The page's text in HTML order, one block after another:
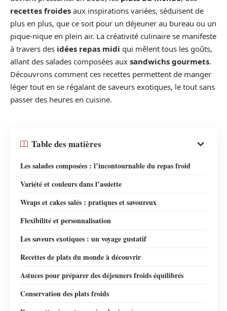
recettes froides aux inspirations variées, séduisent de
plus en plus, que ce soit pour un déjeuner au bureau ou un
pique-nique en plein air. La créativité culinaire se manifeste
à travers des idées repas midi qui mêlent tous les goûts,
allant des salades composées aux sandwichs gourmets.
Découvrons comment ces recettes permettent de manger
léger tout en se régalant de saveurs exotiques, le tout sans
passer des heures en cuisine.
Table des matières
Les salades composées : l’incontournable du repas froid
Variété et couleurs dans l’assiette
Wraps et cakes salés : pratiques et savoureux
Flexibilité et personnalisation
Les saveurs exotiques : un voyage gustatif
Recettes de plats du monde à découvrir
Astuces pour préparer des déjeuners froids équilibrés
Conservation des plats froids